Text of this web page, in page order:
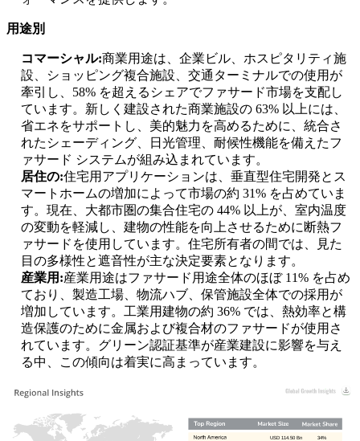
用途別
コマーシャル:商業用途は、企業ビル、ホスピタリティ施
設、ショッピング複合施設、交通ターミナルでの使用が
牽引し、58% を超えるシェアでファサード市場を支配し
ています。新しく建設された商業施設の 63% 以上には、
省エネをサポートし、美的魅力を高めるために、統合さ
れたシェーディング、日光管理、耐候性機能を備えたフ
ァサード システムが組み込まれています。
居住の:住宅用アプリケーションは、垂直型住宅開発とス
マートホームの増加によって市場の約 31% を占めていま
す。現在、大都市圏の集合住宅の 44% 以上が、室内温度
の変動を軽減し、建物の性能を向上させるために断熱フ
ァサードを使用しています。住宅所有者の間では、見た
目の多様性と遮音性が主な決定要素となります。
産業用:産業用途はファサード用途全体のほぼ 11% を占め
ており、製造工場、物流ハブ、保管施設全体での採用が
増加しています。工業用建物の約 36% では、熱効率と構
造保護のために金属および複合材のファサードが使用さ
れています。グリーン認証基準が産業建設に影響を与え
る中、この傾向は着実に高まっています。
34%
USD 114.50 Bn